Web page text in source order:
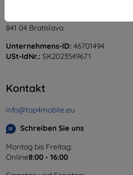
841 04 Bratislava
Unternehmens-ID: 46701494
USt-IdNr.: SK2023549671
Kontakt
info@top4mobile.eu
Schreiben Sie uns
Montag bis Freitag:
Online8:00 - 16:00